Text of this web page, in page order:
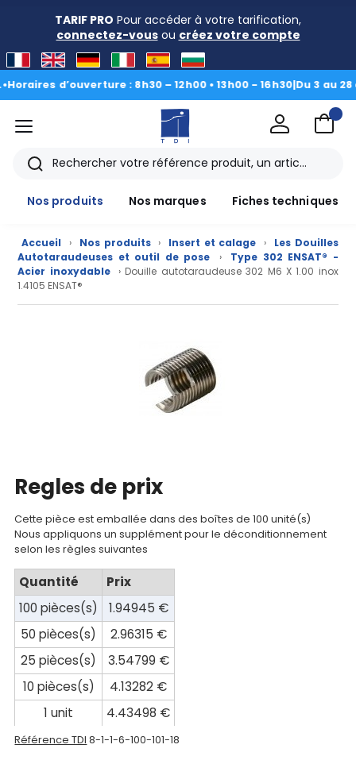
TARIF PRO Pour accéder à votre tarification,
connectez-vousou créez votre compte
d’ouverture : 8h30 – 12h00 • 13h00 - 16h30|Du 3 au 28 août
Nos
produits
CAD/3D
Nos
marques
Fiches
techniques
Catalogue
menu
Rechercher
Nos produits
Nos marques Fiches techniques
Accueil › Nos produits › Insert et calage ›
Les Douilles
Autotaraudeuses et outil de pose
›
Type 302 ENSAT® -
Acier inoxydable
› Douille autotaraudeuse 302 M6 X 1.00 inox
1.4105 ENSAT®
Regles de prix
Cette pièce est emballée dans des boîtes de 100 unité(s)
Nous appliquons un supplément pour le déconditionnement
selon les règles suivantes
Quantité
Prix
100 pièces(s)
1.94945 €
50 pièces(s)
2.96315 €
25 pièces(s)
3.54799 €
10 pièces(s)
4.13282 €
1 unit
4.43498 €
Référence TDI 8-1-1-6-100-101-18